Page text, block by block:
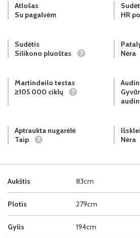
Aukštis 83cm
Plotis 279cm
Gylis 194cm
Atlošas
Su pagalvėm
HR
Sudėtis
Silikono pluoštas
?
Nėra
Martindeilo testas
≥105 000 ciklų
?
Aptraukta nugarėlė
Taip
?
Nėra